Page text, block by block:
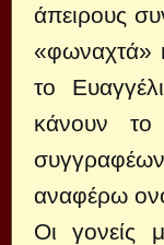
άπειρους
«φωναχτά»
το
κάνουν το
αναφέρω
Οι γονείς